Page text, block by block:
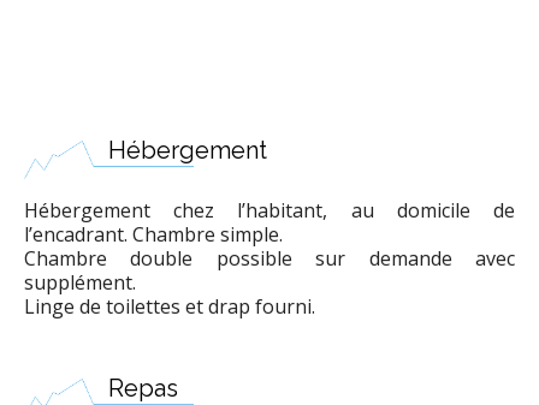
Hébergement
Hébergement chez l’habitant, au domicile de
l’encadrant. Chambre simple.
Chambre double possible sur demande avec
supplément.
Linge de toilettes et drap fourni.
Repas